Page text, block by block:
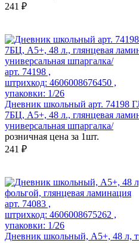
241 ₽
арт. 74198 ,
штрихкод: 4606008676450 ,
упаковки: 1/26
Дневник школьный арт. 74198
7БЦ, А5+, 48 л., глянцевая
универсальная шпаргалка/
розничная цена за 1шт.
241 ₽
арт. 74083 ,
штрихкод: 4606008675262 ,
упаковки: 1/26
Дневник школьный, А5+, 48 л,